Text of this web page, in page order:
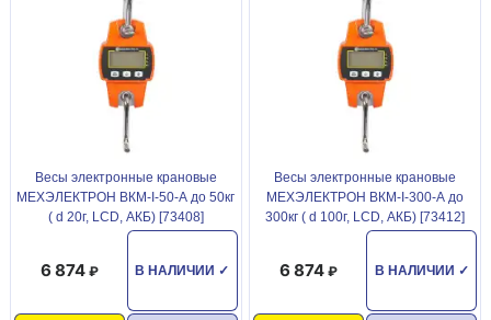
Весы электронные крановые
МЕХЭЛЕКТРОН ВКМ-I-50-А до 50кг
( d 20г, LCD, АКБ) [73408]
В НАЛИЧИИ ✓
6 874
Весы электронные крановые
МЕХЭЛЕКТРОН ВКМ-I-300-А до
300кг ( d 100г, LCD, АКБ) [73412]
В НАЛИЧИИ ✓
6 874